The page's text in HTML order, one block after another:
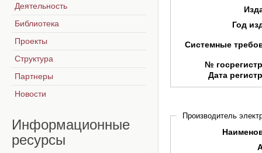
Год
Системные
№
Дата
Производитель
Деятельность
Библиотека
Проекты
Структура
Партнеры
Новости
Информационные
ресурсы